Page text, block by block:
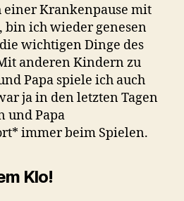
einer Krankenpause mit
bin ich wieder genesen
wichtigen Dinge des
anderen Kindern zu
Papa spiele ich auch
ja in den letzten Tagen
und Papa
immer beim Spielen.
Klo!